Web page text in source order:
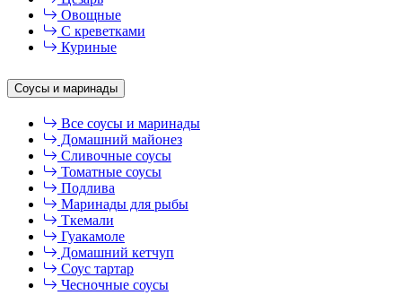
Овощные
С креветками
Куриные
Соусы и маринады
Все соусы и маринады
Домашний майонез
Сливочные соусы
Томатные соусы
Подлива
Маринады для рыбы
Ткемали
Гуакамоле
Домашний кетчуп
Соус тартар
Чесночные соусы